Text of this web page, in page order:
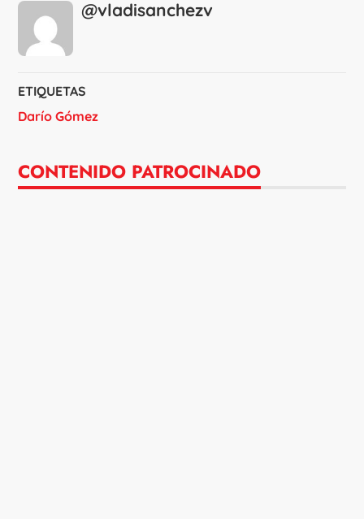
@vladisanchezv
ETIQUETAS
Darío Gómez
CONTENIDO PATROCINADO